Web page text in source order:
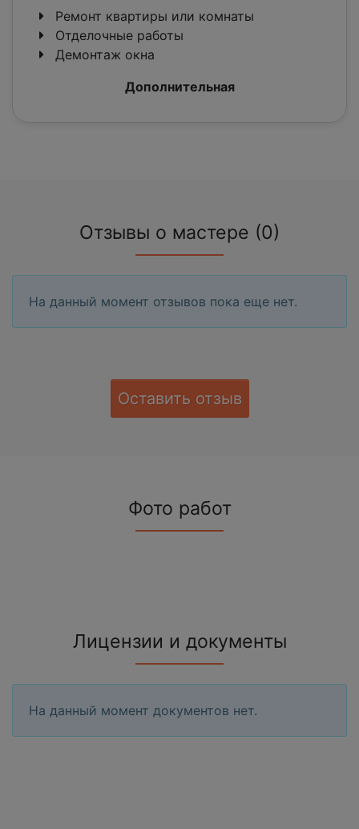
Ремонт квартиры или комнаты
Отделочные работы
Демонтаж окна
Дополнительная
Отзывы о мастере (0)
На данный момент отзывов пока еще нет.
Оставить отзыв
Фото работ
Лицензии и документы
На данный момент документов нет.